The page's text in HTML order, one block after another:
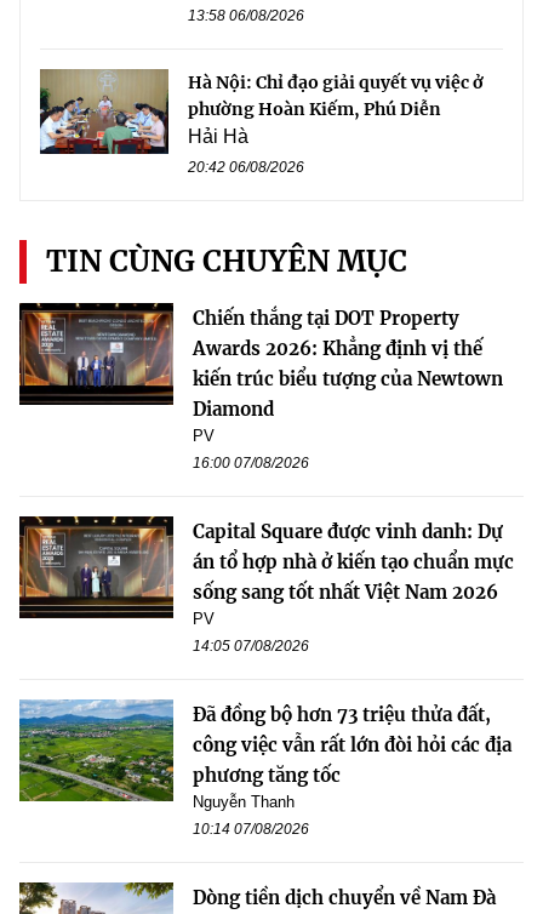
13:58 06/08/2026
Hà Nội: Chỉ đạo giải quyết vụ việc ở
phường Hoàn Kiếm, Phú Diễn
Hải Hà
20:42 06/08/2026
TIN CÙNG CHUYÊN MỤC
Chiến thắng tại DOT Property
Awards 2026: Khẳng định vị thế
kiến trúc biểu tượng của Newtown
Diamond
PV
16:00 07/08/2026
Capital Square được vinh danh: Dự
án tổ hợp nhà ở kiến tạo chuẩn mực
sống sang tốt nhất Việt Nam 2026
PV
14:05 07/08/2026
Đã đồng bộ hơn 73 triệu thửa đất,
công việc vẫn rất lớn đòi hỏi các địa
phương tăng tốc
Nguyễn Thanh
10:14 07/08/2026
Dòng tiền dịch chuyển về Nam Đà